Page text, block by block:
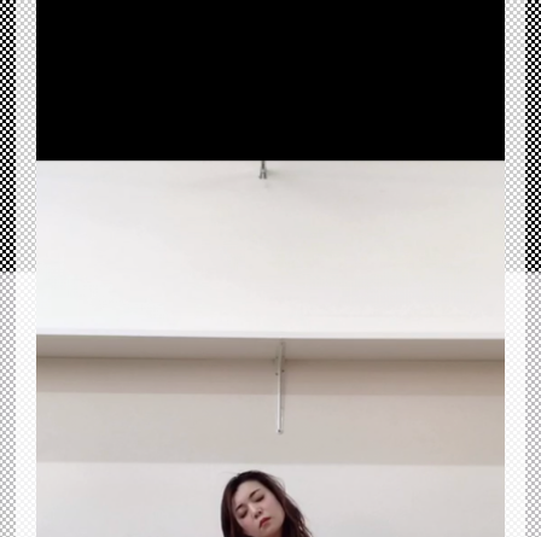
ヨガインストラクターの藤林です
お家でも取り入れられるオススメのアーサナ